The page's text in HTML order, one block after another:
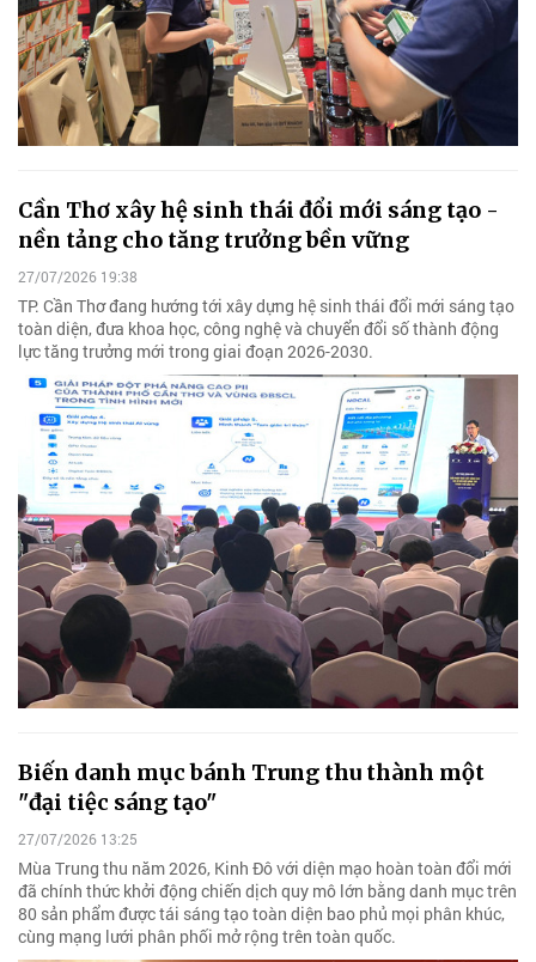
Cần Thơ xây hệ sinh thái đổi mới sáng tạo -
nền tảng cho tăng trưởng bền vững
27/07/2026 19:38
TP. Cần Thơ đang hướng tới xây dựng hệ sinh thái đổi mới sáng tạo
toàn diện, đưa khoa học, công nghệ và chuyển đổi số thành động
lực tăng trưởng mới trong giai đoạn 2026-2030.
Biến danh mục bánh Trung thu thành một
"đại tiệc sáng tạo"
27/07/2026 13:25
Mùa Trung thu năm 2026, Kinh Đô với diện mạo hoàn toàn đổi mới
đã chính thức khởi động chiến dịch quy mô lớn bằng danh mục trên
80 sản phẩm được tái sáng tạo toàn diện bao phủ mọi phân khúc,
cùng mạng lưới phân phối mở rộng trên toàn quốc.